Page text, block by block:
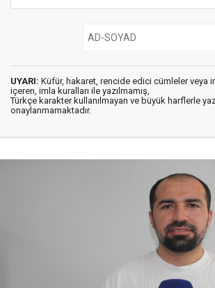
UYARI: Küfür, hakaret, rencide edici cümleler veya
içeren, imla kuralları ile yazılmamış,
Türkçe karakter kullanılmayan ve büyük harflerle
onaylanmamaktadır.